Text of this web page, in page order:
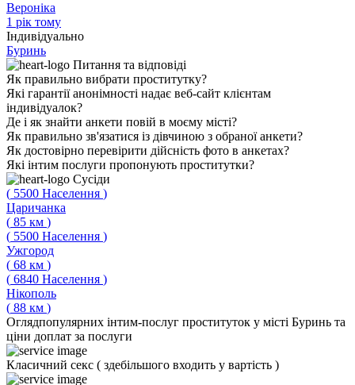
Вероніка
1 рік тому
Індивідуально
Буринь
Питання та відповіді
Як правильно вибрати проститутку?
Які гарантії анонімності надає веб-сайт клієнтам
індивідуалок?
Де і як знайти анкети повій в моєму місті?
Як правильно зв'язатися із дівчиною з обраної анкети?
Як достовірно перевірити дійсність фото в анкетах?
Які інтим послуги пропонують проститутки?
Сусіди
( 5500 Населення )
Царичанка
( 85 км )
( 5500 Населення )
Ужгород
( 68 км )
( 6840 Населення )
Нікополь
( 88 км )
Оглядпопулярних інтим-послуг проституток у місті Буринь та
ціни доплат за послуги
Класичний секс ( здебільшого входить у вартість )